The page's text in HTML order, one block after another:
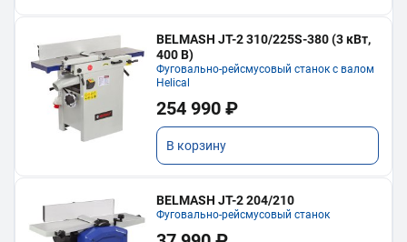
BELMASH JT-2 310/225S-380 (3 кВт,
400 В)
Фуговально-рейсмусовый станок с валом
Helical
254 990 ₽
В корзину
BELMASH JT-2 204/210
Фуговально-рейсмусовый станок